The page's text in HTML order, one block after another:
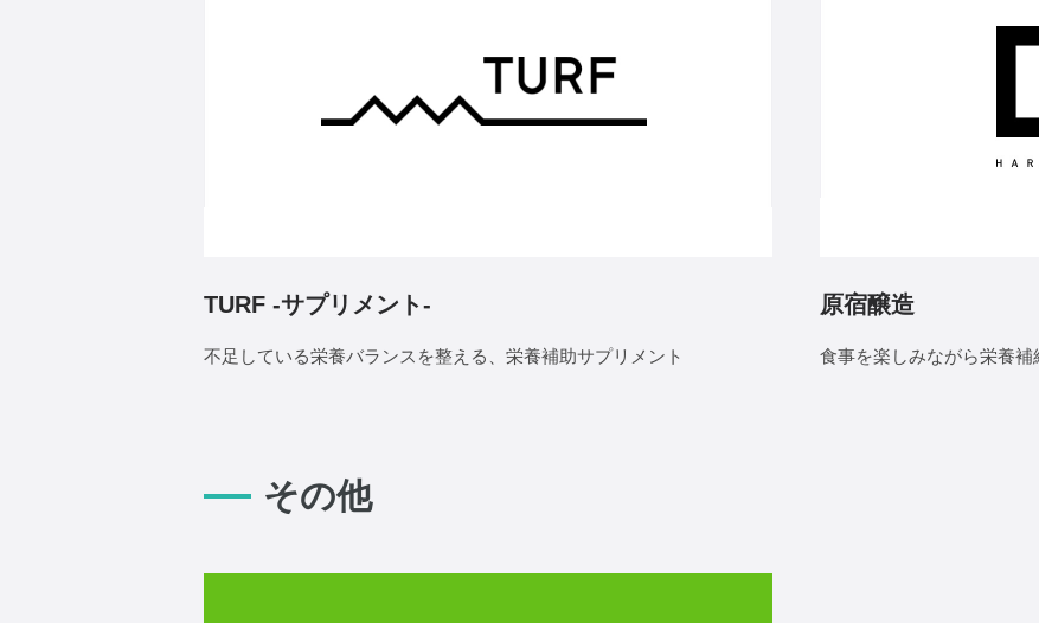
TURF -サプリメント-
不足している栄養バランスを整える、栄養補助サプリメント
原宿醸造
食事を楽しみながら栄養
その他